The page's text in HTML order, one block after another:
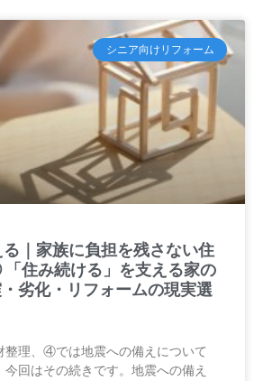
シニア向けリフォーム
｜家族に負担を残さない住
住み続ける」を支える家の
劣化・リフォームの現実選
理、④では地震への備えについて
今回はその続きです。地震への備え